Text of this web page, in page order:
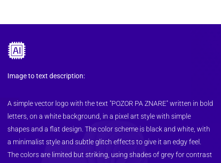
Image to text description:
A simple vector logo with the text "POZOR PA ZNARE" written in bold
letters, on a white background, in a pixel art style with simple
shapes and a flat design. The color scheme is black and white, with
a minimalist style and subtle glitch effects to give it an edgy feel.
The colors are limited but striking, using shades of grey for contrast